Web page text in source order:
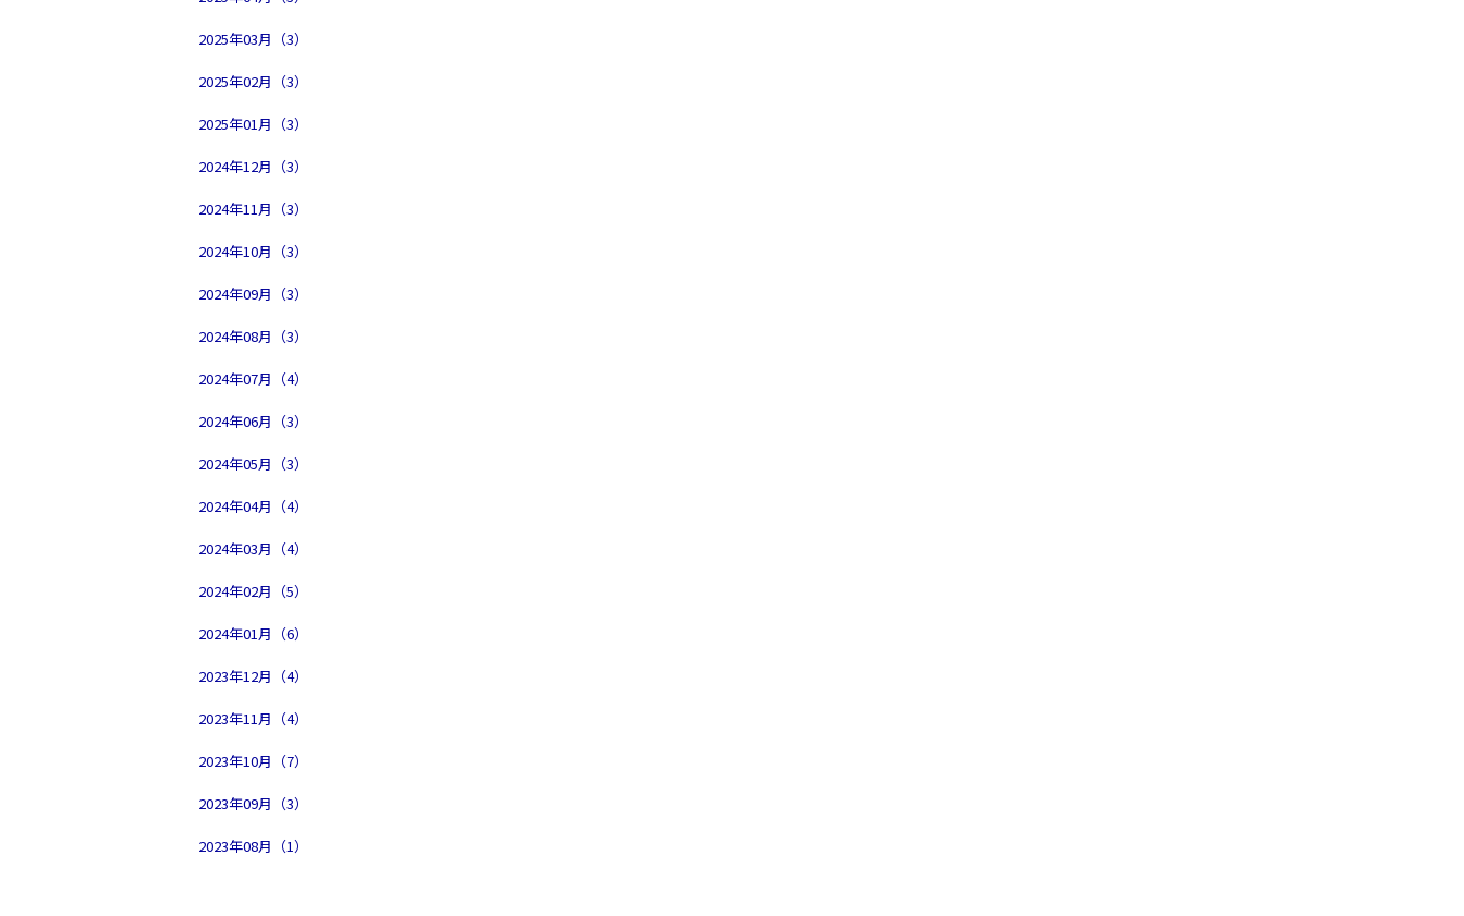
2025年03月（3）
2025年02月（3）
2025年01月（3）
2024年12月（3）
2024年11月（3）
2024年10月（3）
2024年09月（3）
2024年08月（3）
2024年07月（4）
2024年06月（3）
2024年05月（3）
2024年04月（4）
2024年03月（4）
2024年02月（5）
2024年01月（6）
2023年12月（4）
2023年11月（4）
2023年10月（7）
2023年09月（3）
2023年08月（1）